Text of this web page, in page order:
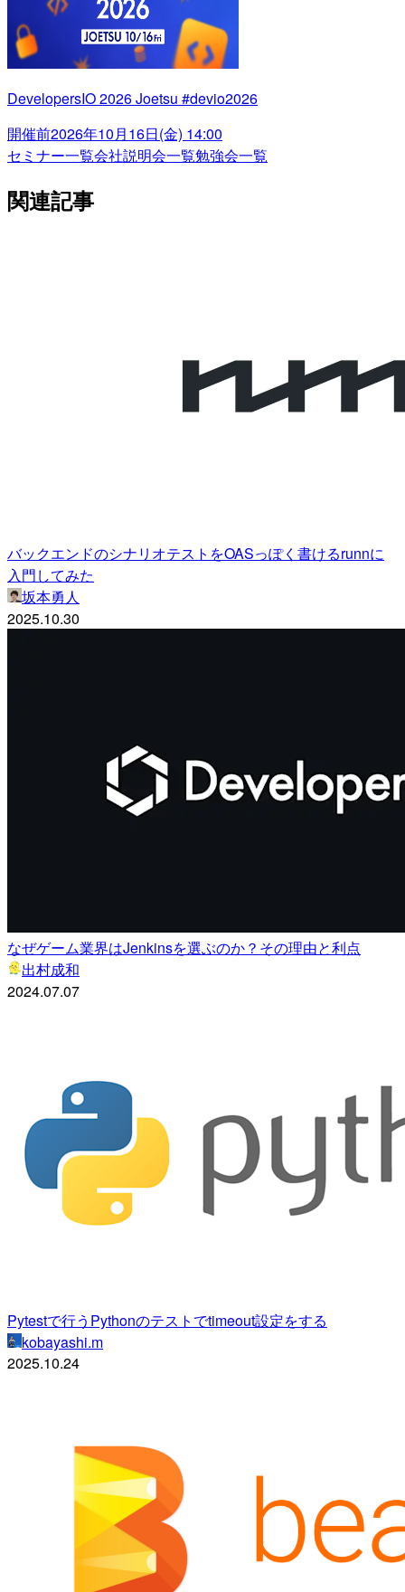
DevelopersIO 2026 Joetsu #devio2026
開催前2026年10月16日(金) 14:00
セミナー一覧会社説明会一覧勉強会一覧
関連記事
バックエンドのシナリオテストをOASっぽく書けるrunnに
入門してみた
坂本勇人
2025.10.30
なぜゲーム業界はJenkinsを選ぶのか？その理由と利点
出村成和
2024.07.07
Pytestで行うPythonのテストでtimeout設定をする
kobayashi.m
2025.10.24